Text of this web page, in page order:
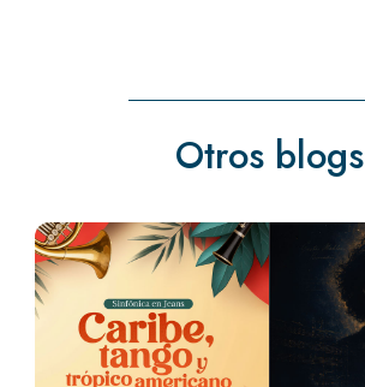
Otros blogs